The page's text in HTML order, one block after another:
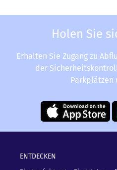
Holen Sie
Erhalten Sie Zugang zu
der
Parkplätzen
ENTDECKEN